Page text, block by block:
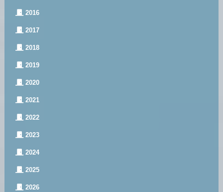
2016
2017
2018
2019
2020
2021
2022
2023
2024
2025
2026